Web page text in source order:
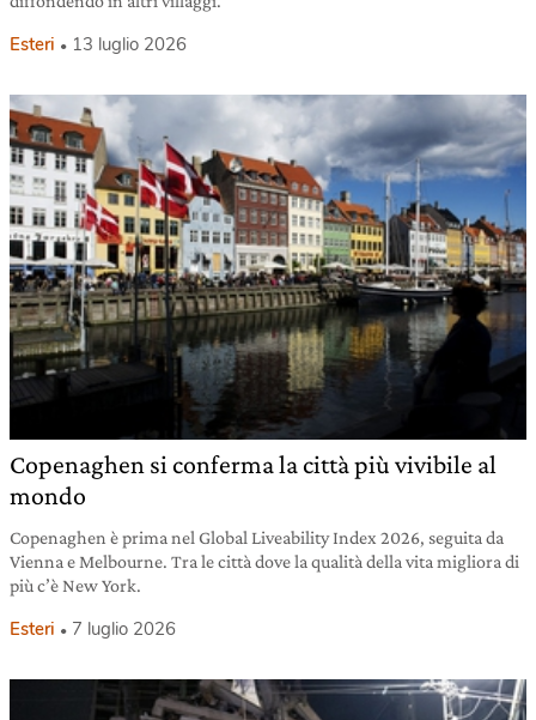
Esteri 13 luglio 2026
Copenaghen si conferma la città più vivibile al
mondo
Copenaghen è prima nel Global Liveability Index 2026, seguita da
Vienna e Melbourne. Tra le città dove la qualità della vita migliora di
più c’è New York.
Esteri 7 luglio 2026